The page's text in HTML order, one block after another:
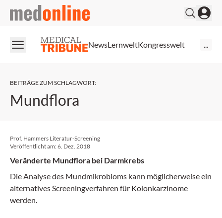
medonline
NewsLernweltKongresswelt
BEITRÄGE ZUM SCHLAGWORT:
Mundflora
Prof. Hammers Literatur-Screening
Veröffentlicht am:6. Dez. 2018
Veränderte Mundflora bei Darmkrebs
Die Analyse des Mundmikrobioms kann möglicherweise ein
alternatives Screeningverfahren für Kolonkarzinome
werden.